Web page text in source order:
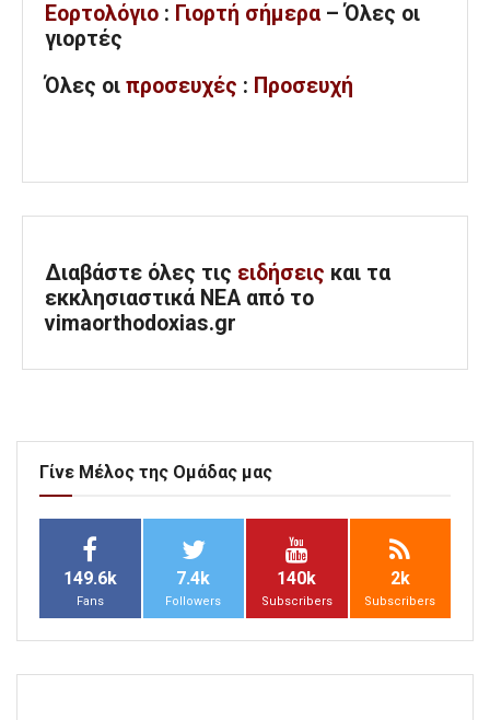
Εορτολόγιο : Γιορτή σήμερα – Όλες οι
γιορτές
Όλες οι προσευχές : Προσευχή
Διαβάστε όλες τις ειδήσεις και τα
εκκλησιαστικά ΝΕΑ από το
vimaorthodoxias.gr
Γίνε Μέλος της Ομάδας μας
149.6k
Fans
7.4k
Followers
140k
Subscribers
2k
Subscribers